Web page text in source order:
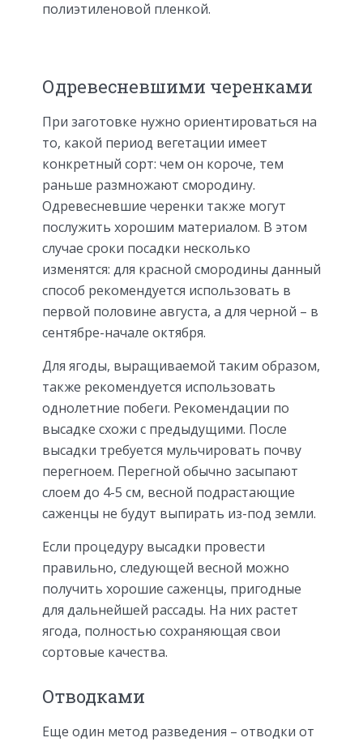
полиэтиленовой пленкой.
Одревесневшими черенками
При заготовке нужно ориентироваться на
то, какой период вегетации имеет
конкретный сорт: чем он короче, тем
раньше размножают смородину.
Одревесневшие черенки также могут
послужить хорошим материалом. В этом
случае сроки посадки несколько
изменятся: для красной смородины данный
способ рекомендуется использовать в
первой половине августа, а для черной – в
сентябре-начале октября.
Для ягоды, выращиваемой таким образом,
также рекомендуется использовать
однолетние побеги. Рекомендации по
высадке схожи с предыдущими. После
высадки требуется мульчировать почву
перегноем. Перегной обычно засыпают
слоем до 4-5 см, весной подрастающие
саженцы не будут выпирать из-под земли.
Если процедуру высадки провести
правильно, следующей весной можно
получить хорошие саженцы, пригодные
для дальнейшей рассады. На них растет
ягода, полностью сохраняющая свои
сортовые качества.
Отводками
Еще один метод разведения – отводки от